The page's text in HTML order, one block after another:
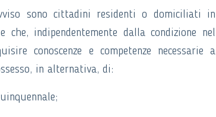
sono cittadini residenti o domiciliati in
indipendentemente dalla condizione nel
conoscenze e competenze necessarie a
in alternativa, di: